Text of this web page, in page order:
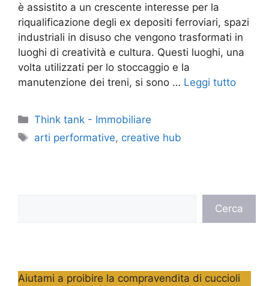
è assistito a un crescente interesse per la
riqualificazione degli ex depositi ferroviari, spazi
industriali in disuso che vengono trasformati in
luoghi di creatività e cultura. Questi luoghi, una
volta utilizzati per lo stoccaggio e la
manutenzione dei treni, si sono … Leggi tutto
Categorie
Think tank - Immobiliare
Tag
arti performative, creative hub
Cerca
Aiutami a proibire la compravendita di cuccioli